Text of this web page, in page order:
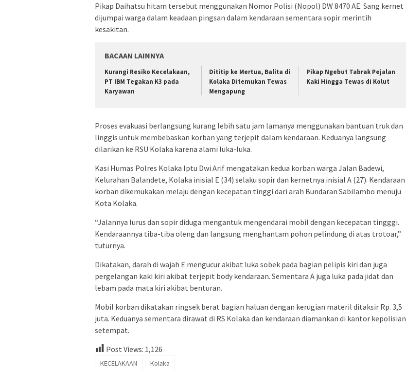
Pikap Daihatsu hitam tersebut menggunakan Nomor Polisi (Nopol) DW 8470 AE. Sang kernet
dijumpai warga dalam keadaan pingsan dalam kendaraan sementara sopir merintih
kesakitan.
BACAAN LAINNYA
Kurangi Resiko Kecelakaan,
PT IBM Tegakan K3 pada
Karyawan
Dititip ke Mertua, Balita di
Kolaka Ditemukan Tewas
Mengapung
Pikap Ngebut Tabrak Pejalan
Kaki Hingga Tewas di Kolut
Proses evakuasi berlangsung kurang lebih satu jam lamanya menggunakan bantuan truk dan
linggis untuk membebaskan korban yang terjepit dalam kendaraan. Keduanya langsung
dilarikan ke RSU Kolaka karena alami luka-luka.
Kasi Humas Polres Kolaka Iptu Dwi Arif mengatakan kedua korban warga Jalan Badewi,
Kelurahan Balandete, Kolaka inisial E (34) selaku sopir dan kernetnya inisial A (27). Kendaraan
korban dikemukakan melaju dengan kecepatan tinggi dari arah Bundaran Sabilambo menuju
Kota Kolaka.
“Jalannya lurus dan sopir diduga mengantuk mengendarai mobil dengan kecepatan tingggi.
Kendaraannya tiba-tiba oleng dan langsung menghantam pohon pelindung di atas trotoar,”
tuturnya.
Dikatakan, darah di wajah E mengucur akibat luka sobek pada bagian pelipis kiri dan juga
pergelangan kaki kiri akibat terjepit body kendaraan. Sementara A juga luka pada jidat dan
lebam pada mata kiri akibat benturan.
Mobil korban dikatakan ringsek berat bagian haluan dengan kerugian materil ditaksir Rp. 3,5
juta. Keduanya sementara dirawat di RS Kolaka dan kendaraan diamankan di kantor kepolisian
setempat.
Post Views: 1,126
KECELAKAAN Kolaka